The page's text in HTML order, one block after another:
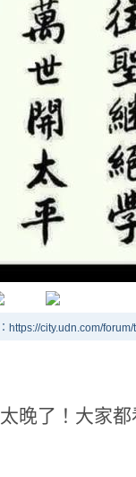
https://city.udn.com/
晚了！大家